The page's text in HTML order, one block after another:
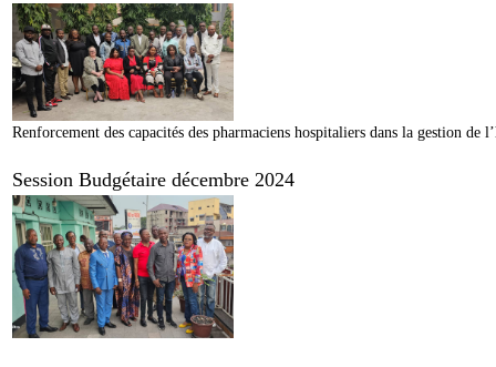
Renforcement des capacités des pharmaciens hospitaliers dans la gestion
Session Budgétaire décembre 2024